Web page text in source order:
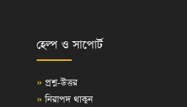
হেল্প ও সাপোর্ট
» প্রশ্ন-উত্তর
» নিরাপদ থাকুন